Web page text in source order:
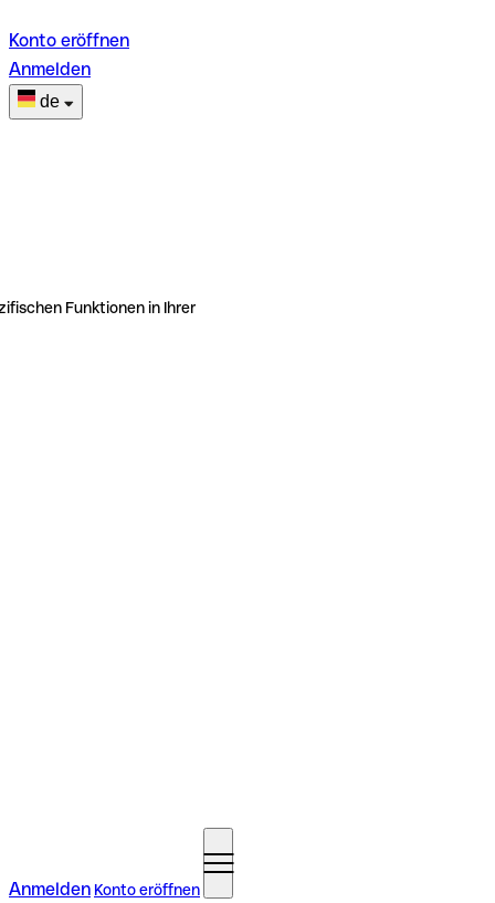
Konto eröffnen
Anmelden
de
Funktionen in Ihrer
Anmelden Konto eröffnen